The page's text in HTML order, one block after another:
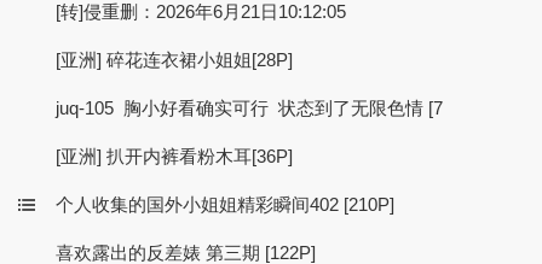
[转]侵重删：2026年6月21日10:12:05
[亚洲] 碎花连衣裙小姐姐[28P]
juq-105 胸小好看确实可行 状态到了无限色情 [7
[亚洲] 扒开内裤看粉木耳[36P]
个人收集的国外小姐姐精彩瞬间402 [210P]
喜欢露出的反差婊 第三期 [122P]